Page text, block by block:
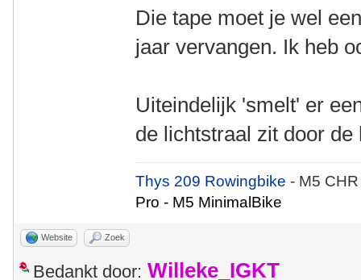
Die tape moet je wel
jaar vervangen. Ik heb
Uiteindelijk 'smelt' er
de lichtstraal zit door de
Thys 209 Rowingbike- M5
Pro - M5 MinimalBike
Website Zoek
Bedankt door: Willeke_IGKT